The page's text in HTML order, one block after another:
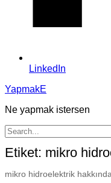
LinkedIn
YapmakE
Ne yapmak istersen
Etiket: mikro
mikro hidroelektrik